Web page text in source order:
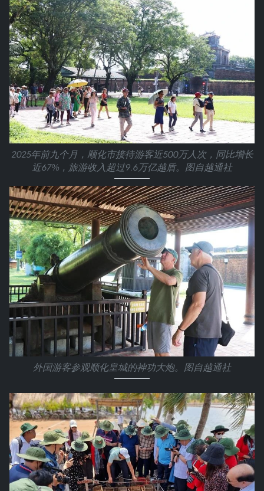
2025年前九个月，顺化市接待游客近500万人次，同比增长
近67%，旅游收入超过9.6万亿越盾。图自越通社
外国游客参观顺化皇城的神功大炮。图自越通社